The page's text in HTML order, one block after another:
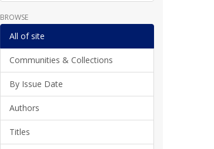
BROWSE
All of site
Communities & Collections
By Issue Date
Authors
Titles